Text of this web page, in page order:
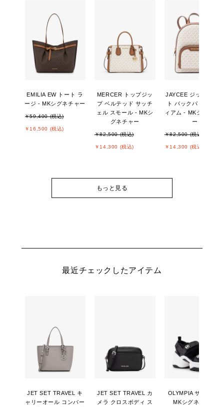
EMILIA EW トート ラ
ージ - MKシグネチャー
￥59,400 (税込)
￥16,500 (税込)
MERCER トップジッ
プ ベルテッド サッチ
ェル スモール - MKシ
グネチャー
￥82,500 (税込)
￥14,300 (税込)
JAYCEE ジップポケッ
ト バックパック ミデ
ィアム - MKシグネチ
ー
￥82,500 (税込)
￥14,300 (税込)
もっと見る
最近チェックしたアイテム
JET SET TRAVEL キ
ャリーオール コンバー
JET SET TRAVEL カ
メラ クロスボディ ス
OLYMPIA サンダル -
MKシグネチャー